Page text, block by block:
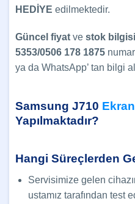
HEDİYE edilmektedir.
Güncel fiyat ve stok bilgisi
5353/0506 178 1875
ya da WhatsApp’ tan bilgi
Samsung J710
Yapılmaktadır?
Hangi Süreçlerden
Servisimize gelen
ustamız tarafından test